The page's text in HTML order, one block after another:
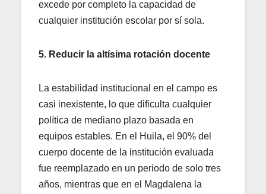
excede por completo la capacidad de
cualquier institución escolar por sí sola.
5. Reducir la altísima rotación docente
La estabilidad institucional en el campo es
casi inexistente, lo que dificulta cualquier
política de mediano plazo basada en
equipos estables. En el Huila, el 90% del
cuerpo docente de la institución evaluada
fue reemplazado en un periodo de solo tres
años, mientras que en el Magdalena la